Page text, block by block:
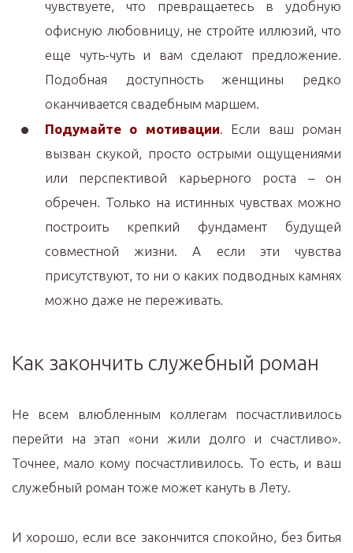
чувствуете, что превращаетесь в удобную
офисную любовницу, не стройте иллюзий, что
еще чуть-чуть и вам сделают предложение.
Подобная доступность женщины редко
оканчивается свадебным маршем.
Подумайте о мотивации. Если ваш роман
вызван скукой, просто острыми ощущениями
или перспективой карьерного роста – он
обречен. Только на истинных чувствах можно
построить крепкий фундамент будущей
совместной жизни. А если эти чувства
присутствуют, то ни о каких подводных камнях
можно даже не переживать.
Как закончить служебный роман
Не всем влюбленным коллегам посчастливилось
перейти на этап «они жили долго и счастливо».
Точнее, мало кому посчастливилось. То есть, и ваш
служебный роман тоже может кануть в Лету.
И хорошо, если все закончится спокойно, без битья